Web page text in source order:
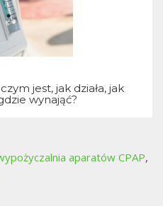
jest, jak działa, jak
wynająć?
aparatów CPAP,